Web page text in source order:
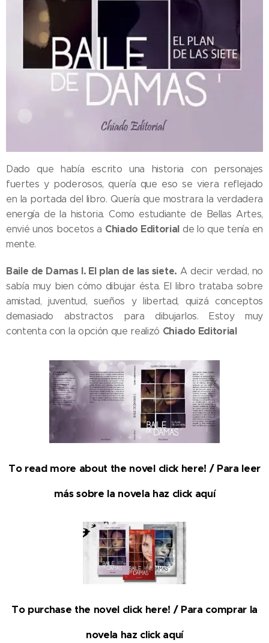
Dado que había escrito una historia con personajes
fuertes y poderosos, quería que eso se viera reflejado
en la portada del libro. Quería que mostrara la verdadera
energía de la historia. Como estudiante de Bellas Artes,
envié unos bocetos a Chiado Editorial de lo que tenía en
mente.
Baile de Damas I. El plan de las siete. A decir verdad, no
sabía muy bien cómo dibujar ésta. El libro trataba sobre
amistad, juventud, sueños y libertad, quizá conceptos
demasiado abstractos para dibujarlos. Estoy muy
contenta con la opción que realizó Chiado Editorial
To read more about the novel click here! / Para leer
más sobre la novela haz click aquí
To purchase the novel click here! / Para comprar la
novela haz click aquí